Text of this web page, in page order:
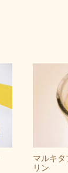
マルキ
リン